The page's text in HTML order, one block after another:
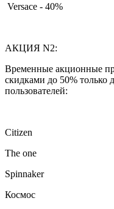
Versace - 40%
АКЦИЯ N2:
Временные акционные
скидками до 50% только
пользователей:
Citizen
The one
Spinnaker
Космос